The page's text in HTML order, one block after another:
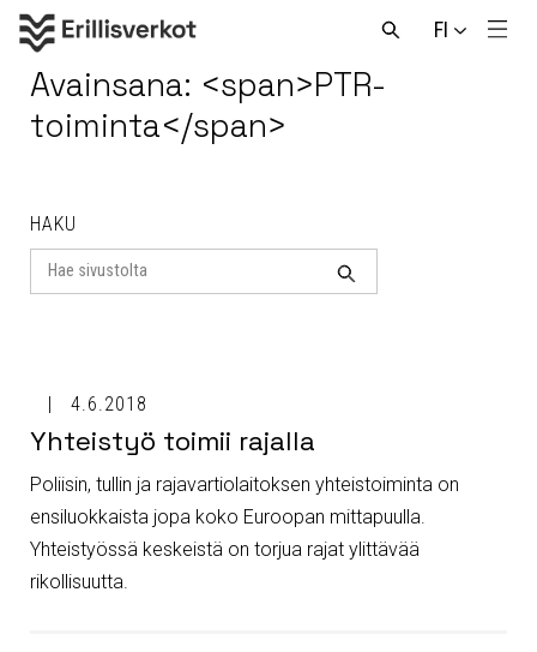
FI
Avaa
Avainsana: <span>PTR-
toiminta</span>
HAKU
Search
for
Haku
4.6.2018
Yhteistyö toimii rajalla
Poliisin, tullin ja rajavartiolaitoksen yhteistoiminta on
ensiluokkaista jopa koko Euroopan mittapuulla.
Yhteistyössä keskeistä on torjua rajat ylittävää
rikollisuutta.